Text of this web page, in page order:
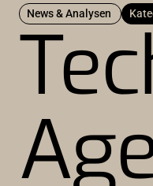
News & Analysen